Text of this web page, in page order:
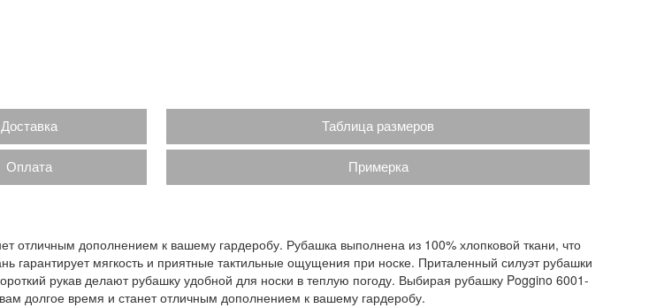
Доставка Таблица размеров
Оплата Примерка
отличным дополнением к вашему гардеробу. Рубашка выполнена из 100% хлопковой ткани, что
гарантирует мягкость и приятные тактильные ощущения при носке. Приталенный силуэт рубашки
рукав делают рубашку удобной для носки в теплую погоду. Выбирая рубашку Poggino 6001-
долгое время и станет отличным дополнением к вашему гардеробу.